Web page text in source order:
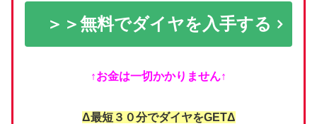
＞＞無料でダイヤを入手する
↑お金は一切かかりません↑
Δ最短３０分でダイヤをGETΔ